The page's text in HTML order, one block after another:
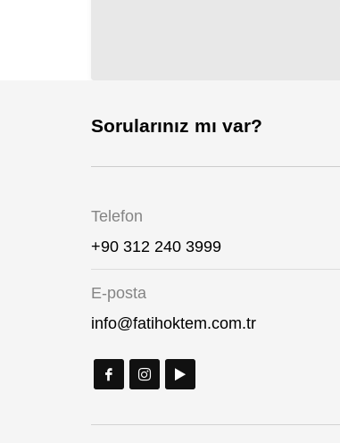
Sorularınız mı var?
Telefon
+90 312 240 3999
E-posta
info@fatihoktem.com.tr